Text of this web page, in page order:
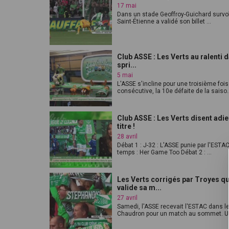
17 mai
Dans un stade Geoffroy-Guichard
Saint-Étienne a validé son billet ...
Club ASSE : Les Verts au ralenti
spri...
5 mai
L'ASSE s'incline pour une troisième fois
consécutive, la 10e défaite de la
Club ASSE : Les Verts disent
titre !
28 avril
Débat 1 : J-32 : L'ASSE punie par
temps : Her Game Too Débat 2 : ...
Les Verts corrigés par Troyes qui
valide sa m...
27 avril
Samedi, l'ASSE recevait l'ESTAC dans le
Chaudron pour un match au sommet.